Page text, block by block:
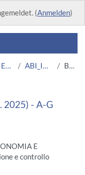
(Anmelden)
Area Economico-Statistica ABI_INF_EGA_AG_25/26 Beschreibung
2025) - A-G
E
e controllo